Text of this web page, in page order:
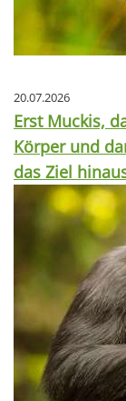
20.07.2026
Erst Muckis,
Körper und
das Ziel